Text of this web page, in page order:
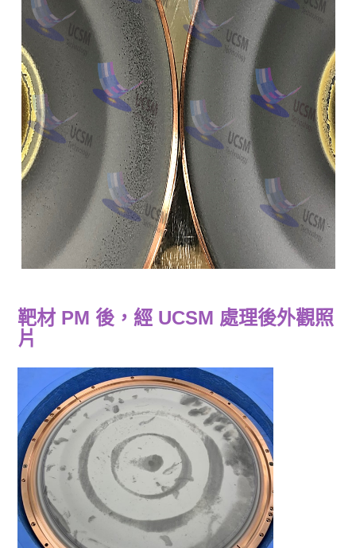
靶材 PM 後，經 UCSM 處理後外觀照
片